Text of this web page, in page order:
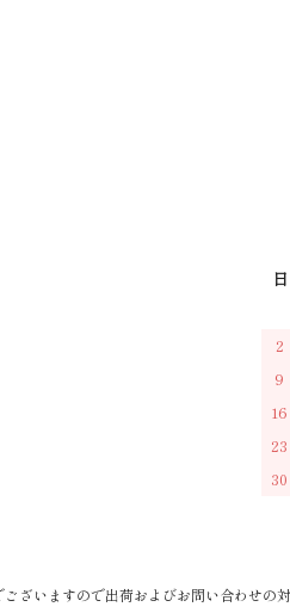
日
2
9
16
23
30
ざいますので出荷およびお問い合わせの